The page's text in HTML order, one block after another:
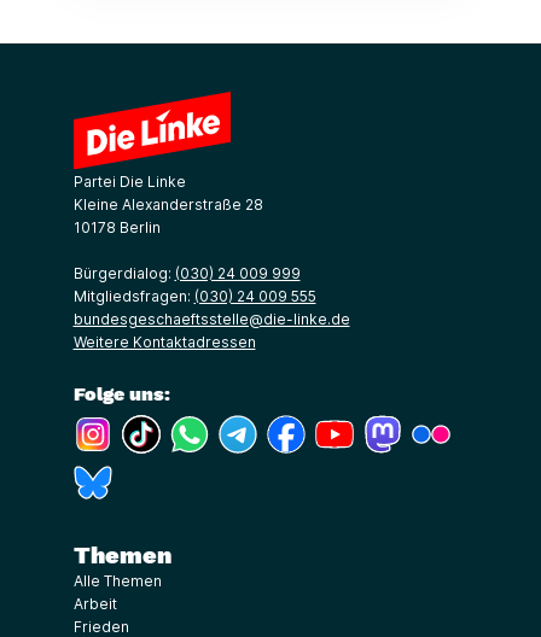
Partei Die Linke
Kleine Alexanderstraße 28
10178 Berlin
Bürgerdialog: (030) 24 009 999
Mitgliedsfragen: (030) 24 009 555
bundesgeschaeftsstelle@die-linke.de
Weitere Kontaktadressen
Folge uns:
(Link öffnet ein neues Fenster)
(Link öffnet ein neues Fenster)
(Link öffnet ein neues Fenster)
(Link öffnet ein neues Fenster)
(Link öffnet ein neues Fenster)
(Link öffnet ein neues
(Link öffnet ein
Themen
Alle Themen
Arbeit
Frieden